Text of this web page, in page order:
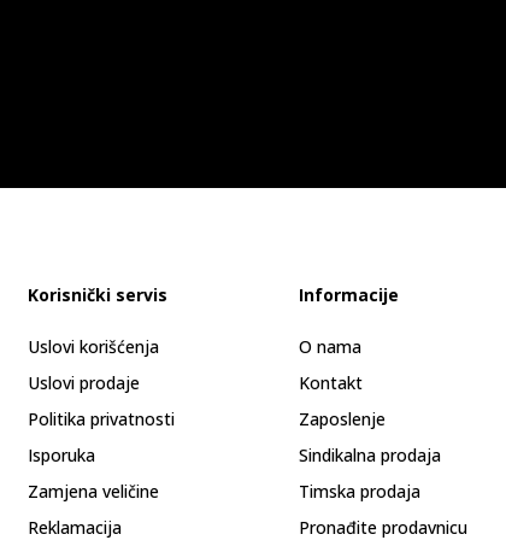
Korisnički servis
Uslovi korišćenja
Uslovi prodaje
Politika privatnosti
Isporuka
Zamjena veličine
Reklamacija
Informacije
O nama
Kontakt
Zaposlenje
Sindikalna prodaja
Timska prodaja
Pronađite prodavnicu